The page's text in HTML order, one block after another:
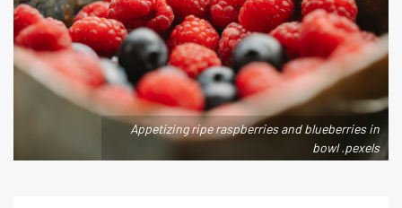
Appetizing ripe raspberries and blueberries in
bowl .pexels